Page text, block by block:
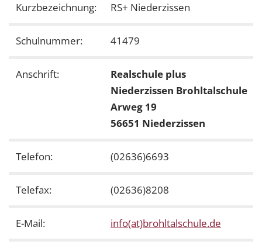
Kurzbezeichnung: RS+ Niederzissen
Schulnummer: 41479
Anschrift:
Realschule plus
Niederzissen Brohltalschule
Arweg 19
56651 Niederzissen
Telefon: (02636)6693
Telefax: (02636)8208
E-Mail: info(at)brohltalschule.de